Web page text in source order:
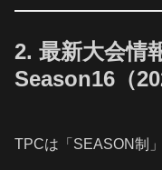
2. 最新大会情
Season16（
TPCは「SEASON制